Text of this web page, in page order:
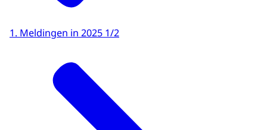
1. Meldingen in 2025 1/2